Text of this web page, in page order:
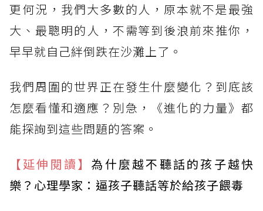
更何況，我們大多數的人，原本就不是最強
大、最聰明的人，不需等到後浪前來推你，
早早就自己絆倒跌在沙灘上了。
我們周圍的世界正在發生什麼變化？到底該
怎麼看懂和適應？別急，《進化的力量》都
能探詢到這些問題的答案。
【延伸閱讀】 為什麼越不聽話的孩子越快
樂？心理學家：逼孩子聽話等於給孩子餵毒